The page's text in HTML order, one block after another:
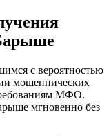
сразу
Теперь
с вероятностью
мошеннических
МФО.
мгновенно без